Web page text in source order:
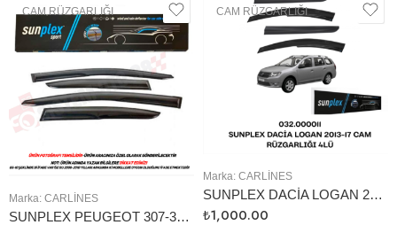
CAM RÜZGARLIĞI
Marka: CARLINES
SUNPLEX PEUGEOT 307-308 2000+ CAM RÜZGARLIĞI 4LÜ
CAM RÜZGARLIĞI
Marka: CARLINES
SUNPLEX DACİA LOGAN 2013-17 CAM RÜZGARLIĞI 4LÜ
₺1,000.00